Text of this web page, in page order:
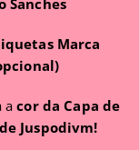
Marca
acor da Capa de
Juspodivm!